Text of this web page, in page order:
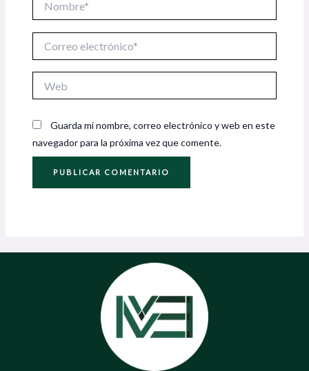
electrónico*
Guarda mi nombre, correo electrónico y web en este
navegador para la próxima vez que comente.